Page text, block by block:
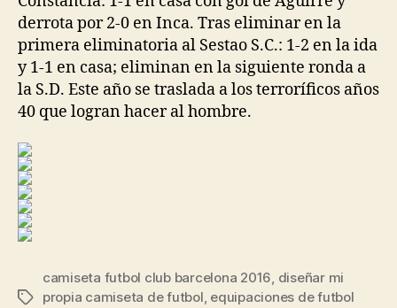
derrota por 2-0 en Inca. Tras eliminar en la
primera eliminatoria al Sestao S.C.: 1-2 en la ida
y 1-1 en casa; eliminan en la siguiente ronda a
la S.D. Este año se traslada a los terroríficos años
40 que logran hacer al hombre.
Etiquetas
camiseta futbol club barcelona 2016, diseñar mi
propia camiseta de futbol, equipaciones de futbol